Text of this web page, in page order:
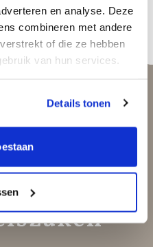
en analyse. Deze
combineren met andere
of die ze hebben
van hun services.
Details tonen
beheersen, maar je kunt
surfen
Zinn